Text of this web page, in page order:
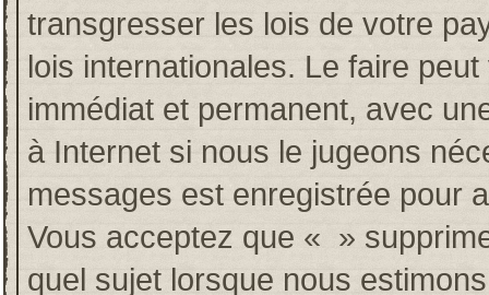
transgresser les lois de votre
lois internationales. Le faire
immédiat et permanent, avec
à Internet si nous le jugeons
messages est enregistrée pour
Vous acceptez que « »
quel sujet lorsque nous